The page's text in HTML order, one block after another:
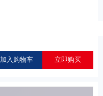
加入购物车 立即购买